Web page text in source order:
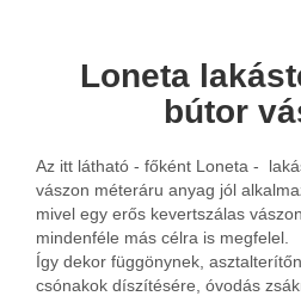
Loneta
bútor
Az itt látható - főként Loneta -
vászon méteráru anyag jól
mivel egy erős kevertszálas
mindenféle más célra is megfelel.
Így dekor függönynek,
csónakok díszítésére, óvodás